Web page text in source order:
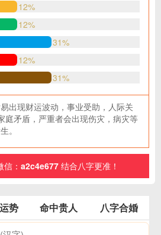
12%
12%
31%
12%
31%
出现财运波动，事业受助，人际关
庭矛盾，严重者会出现伤灾，病灾等
。
： a2c4e677 结合八字更准！
势 命中贵人 八字合婚